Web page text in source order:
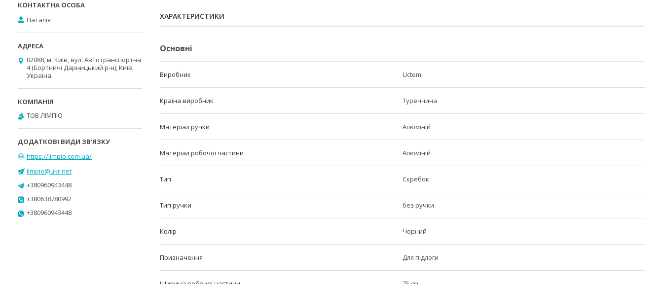
ХАРАКТЕРИСТИКИ
Основні
Виробник Uctem
Країна виробник Туреччина
Матеріал ручки Алюміній
Матеріал робочої частини Алюміній
Тип Скребок
Тип ручки без ручки
Колір Чорний
Призначення Для підлоги
Наталія
02088, м. Київ, вул. Автотранспортна
4 (Бортничі Дарницький р-н), Київ,
Україна
ТОВ ЛІМПІО
https://limpio.com.ua/
limpio@ukr.net
+380960943448
+380638780992
+380960943448